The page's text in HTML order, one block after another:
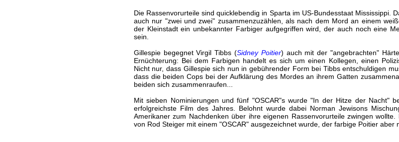
Die Rassenvorurteile sind quicklebendig in Sparta im US-Bundesstaat Mississippi.
auch nur "zwei und zwei" zusammenzuzählen, als nach dem Mord an einem
der Kleinstadt ein unbekannter Farbiger aufgegriffen wird, der auch noch eine
sein.
Gillespie begegnet Virgil Tibbs (Sidney Poitier) auch mit der "angebrachten"
Ernüchterung: Bei dem Farbigen handelt es sich um einen Kollegen, einen
Nicht nur, dass Gillespie sich nun in gebührender Form bei Tibbs entschuldigen
dass die beiden Cops bei der Aufklärung des Mordes an ihrem Gatten
beiden sich zusammenraufen...
Mit sieben Nominierungen und fünf "OSCAR"s wurde "In der Hitze der Nacht"
erfolgreichste Film des Jahres. Belohnt wurde dabei Norman Jewisons
Amerikaner zum Nachdenken über ihre eigenen Rassenvorurteile zwingen
von Rod Steiger mit einem "OSCAR" ausgezeichnet wurde, der farbige Poitier aber